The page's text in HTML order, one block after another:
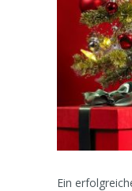
Ein